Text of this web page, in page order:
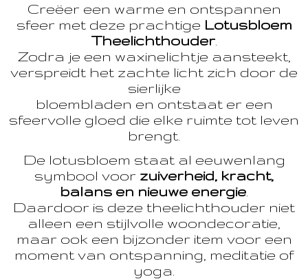
Creëer een warme en ontspannen
sfeer met deze prachtige Lotusbloem
Theelichthouder.
Zodra je een waxinelichtje aansteekt,
verspreidt het zachte licht zich door de
sierlijke
bloembladen en ontstaat er een
sfeervolle gloed die elke ruimte tot leven
brengt.
De lotusbloem staat al eeuwenlang
symbool voor zuiverheid, kracht,
balans en nieuwe energie
Daardoor is deze theelichthouder niet
alleen een stijlvolle woondecoratie,
maar ook een bijzonder item voor een
moment van ontspanning, meditatie of
yoga.